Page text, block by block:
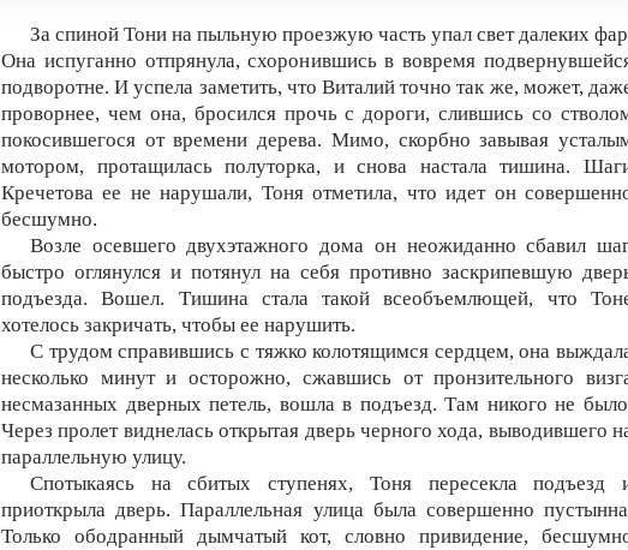
За спиной Тони на пыльную проезжую часть упал свет далеких
Она испуганно отпрянула, схоронившись в вовремя
подворотне. И успела заметить, что Виталий точно так же, может,
проворнее, чем она, бросился прочь с дороги, слившись со
покосившегося от времени дерева. Мимо, скорбно завывая
мотором, протащилась полуторка, и снова настала тишина.
Кречетова ее не нарушали, Тоня отметила, что идет он
бесшумно.
Возле осевшего двухэтажного дома он неожиданно сбавил
быстро оглянулся и потянул на себя противно заскрипевшую
подъезда. Вошел. Тишина стала такой всеобъемлющей, что
хотелось закричать, чтобы ее нарушить.
С трудом справившись с тяжко колотящимся сердцем, она
несколько минут и осторожно, сжавшись от пронзительного
несмазанных дверных петель, вошла в подъезд. Там никого не
Через пролет виднелась открытая дверь черного хода, выводившего
параллельную улицу.
Спотыкаясь на сбитых ступенях, Тоня пересекла подъезд
приоткрыла дверь. Параллельная улица была совершенно
Только ободранный дымчатый кот, словно привидение,